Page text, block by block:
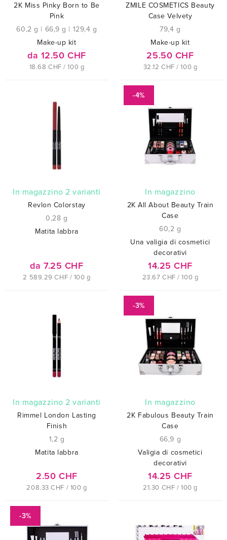
2K Miss Pinky Born to Be
Pink
60,2 g | 66,9 g | 129,4 g
Make-up kit
da 12.50 CHF
18.68 CHF / 100 g
ZMILE COSMETICS Beauty
Case Velvety
79,4 g
Make-up kit
25.50 CHF
32.12 CHF / 100 g
In magazzino 2 varianti
Revlon Colorstay
0,28 g
Matita labbra
da 7.25 CHF
2 589.29 CHF / 100 g
-4%
In magazzino
2K All About Beauty Train
Case
60,2 g
Una valigia di cosmetici
decorativi
14.25 CHF
23.67 CHF / 100 g
In magazzino 2 varianti
Rimmel London Lasting
Finish
1,2 g
Matita labbra
2.50 CHF
208.33 CHF / 100 g
-3%
In magazzino
2K Fabulous Beauty Train
Case
66,9 g
Valigia di cosmetici
decorativi
14.25 CHF
21.30 CHF / 100 g
-3%